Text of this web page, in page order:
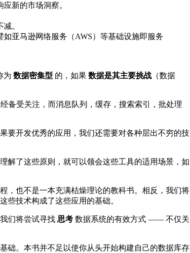
新的市场洞察。
。
亚马逊网络服务（AWS）等基础设施即服务
为 数据密集型 的，如果 数据是其主要挑战 （数据
备受关注，而消息队列，缓存，搜索索引，批处理
要开发优秀的应用，我们还需要对各种层出不穷的技
解了这些原则，就可以领会这些工具的适用场景，如
，也不是一本充满枯燥理论的教科书。相反，我们将
些技术构成了这些应用的基础。
们将尝试寻找 思考 数据系统的有效方式 —— 不仅关
础。本书并不足以使你从头开始构建自己的数据库存